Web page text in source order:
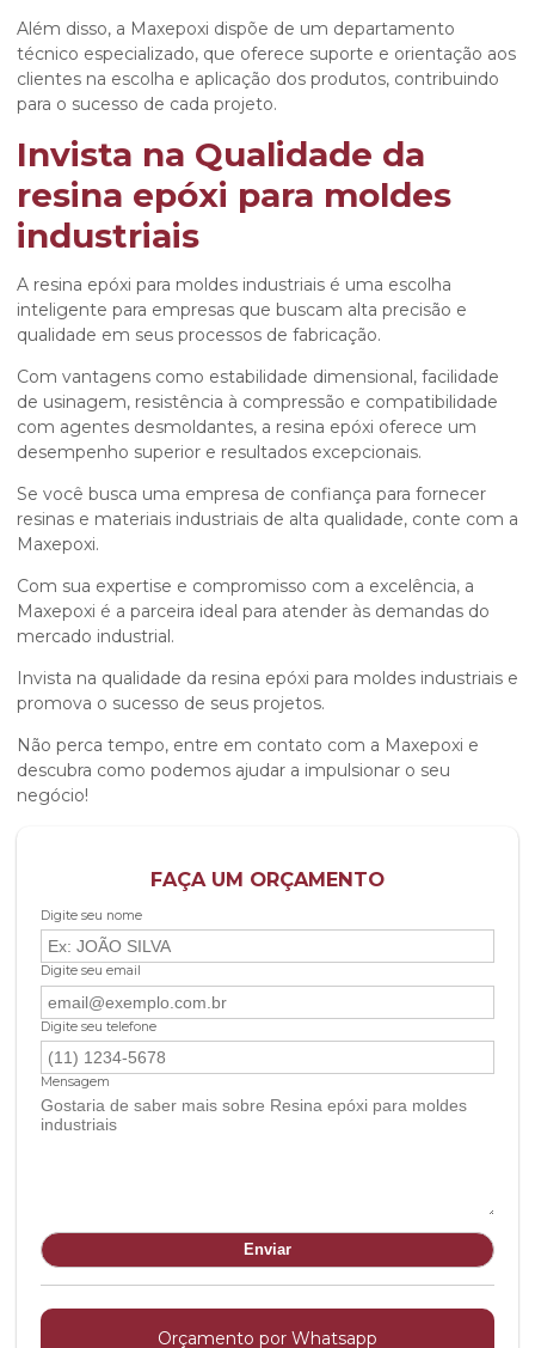
Além disso, a Maxepoxi dispõe de um departamento
técnico especializado, que oferece suporte e orientação aos
clientes na escolha e aplicação dos produtos, contribuindo
para o sucesso de cada projeto.
Invista na Qualidade da
resina epóxi para moldes
industriais
A resina epóxi para moldes industriais é uma escolha
inteligente para empresas que buscam alta precisão e
qualidade em seus processos de fabricação.
Com vantagens como estabilidade dimensional, facilidade
de usinagem, resistência à compressão e compatibilidade
com agentes desmoldantes, a resina epóxi oferece um
desempenho superior e resultados excepcionais.
Se você busca uma empresa de confiança para fornecer
resinas e materiais industriais de alta qualidade, conte com a
Maxepoxi.
Com sua expertise e compromisso com a excelência, a
Maxepoxi é a parceira ideal para atender às demandas do
mercado industrial.
Invista na qualidade da resina epóxi para moldes industriais e
promova o sucesso de seus projetos.
Não perca tempo, entre em contato com a Maxepoxi e
descubra como podemos ajudar a impulsionar o seu
negócio!
FAÇA UM ORÇAMENTO
Digite seu nome
Digite seu email
Digite seu telefone
Mensagem
Orçamento por Whatsapp